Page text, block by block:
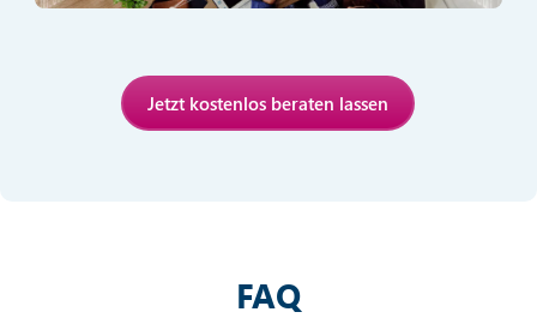
Jetzt kostenlos beraten lassen
FAQ